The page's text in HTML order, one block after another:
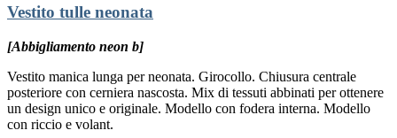
Vestito tulle neonata
[Abbigliamento neon b]
Vestito manica lunga per neonata. Girocollo. Chiusura centrale
posteriore con cerniera nascosta. Mix di tessuti abbinati per ottenere
un design unico e originale. Modello con fodera interna. Modello
con riccio e volant.